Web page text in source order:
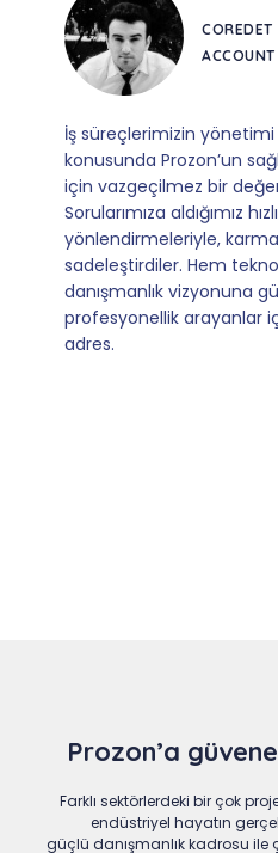
COREDET
İş süreçlerimizin
konusunda Prozon’un
için vazgeçilmez bir
Sorularımıza aldığımız
yönlendirmeleriyle,
sadeleştirdiler. Hem
danışmanlık vizyonuna
profesyonellik arayanlar
adres.
Prozon’a
Farklı sektörlerdeki bir çok
endüstriyel hayatın
güçlü danışmanlık kadrosu ile